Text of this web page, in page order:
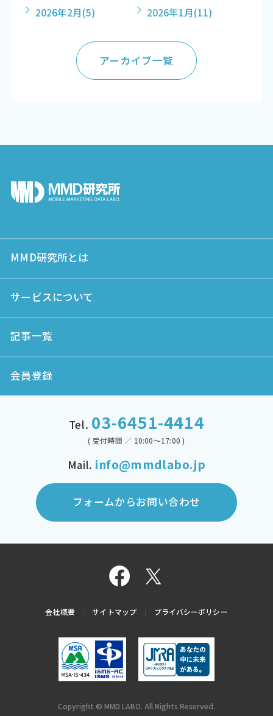
2026年2月(5) 2026年1月(11)
アーカイブ一覧
MMD研究所とは
サービスについて
記事一覧
会員登録
Tel. 03-6451-4414
( 受付時間 ／ 10:00～17:00 )
Mail. info@mmdlabo.jp
フォームからお問い合わせ
会社概要 サイトマップ プライバシーポリシー
Copyright © MMD LABO. All Rights Reserved.